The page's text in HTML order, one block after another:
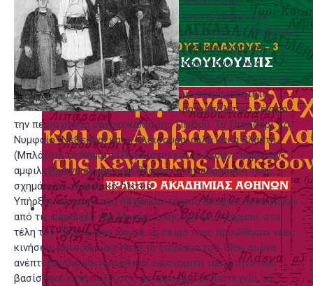
αναπτύχθηκαν στα
ορεινά και τις διαβάσεις
της περιοχής ως
δορυφόροι ενός
οικιστικού συστήματος
με αναμφισβήτητο
μητροπολιτικό κέντρο
την περιοχή στη ραχοκοκαλιά της Πίνδου. Το Πισοδέρι, το
Νυμφαίο (Νέβεσκα) και η Κλεισούρα, αλλά και η Βλάστη
(Μπλάτσι), τα Νάματα (Πιπιλίστα) και το Σισάνι, παρά την
αμφιλεγόμενη συμμετοχή Βλάχων στην εδραίωσή τους,
σχημάτιζαν το βασικό δίκτυο.
Υπήρξαν οικισμοί που δέχθηκαν κύματα Βλάχων προσφύγων
από τις περιοχές της Μοσχόπολης και του Γράμμου, στα
τέλη του 18ου αιώνα, και με τη σειρά τους προώθησαν νέες
κινήσεις μετοικεσίας. Κατά τη διάρκεια του 19ου αιώνα,
ανέπτυξαν μια κοινωνική και οικονομική ταυτότητα που
βασίστηκε κατά πολύ στις μεταφορές, τη βιοτεχνία, το